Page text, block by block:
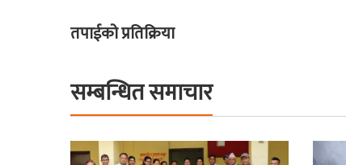
तपाईको प्रतिक्रिया
सम्बन्धित समाचार